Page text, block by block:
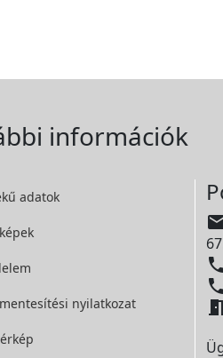
információk
adatok
nyilatkozat 